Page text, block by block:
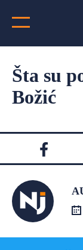
Šta su
Božić